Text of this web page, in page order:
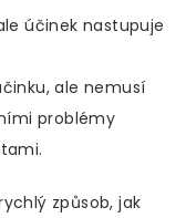
účinek nastupuje
ale nemusí
problémy
způsob, jak